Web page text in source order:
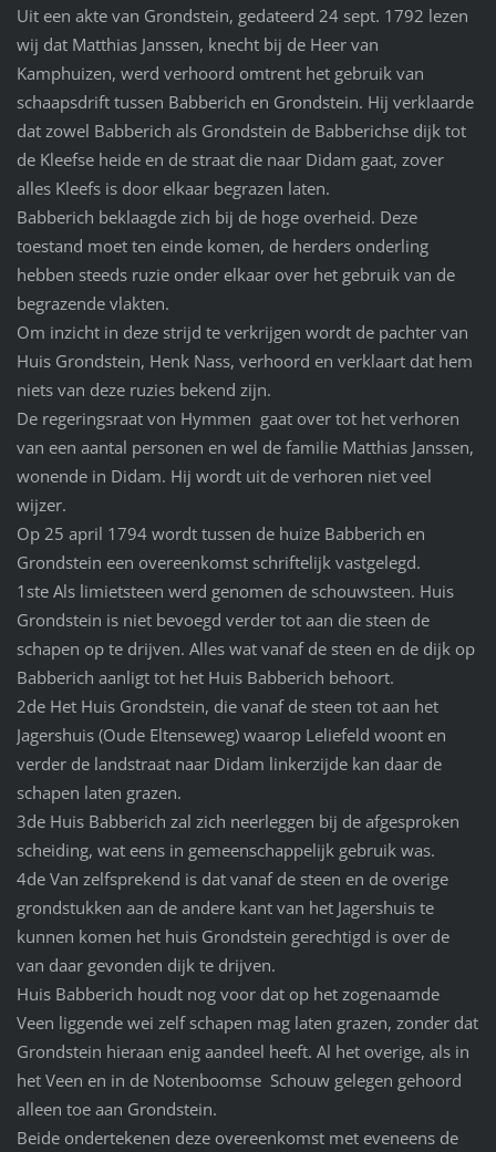
Uit een akte van Grondstein, gedateerd 24 sept. 1792 lezen
wij dat Matthias Janssen, knecht bij de Heer van
Kamphuizen, werd verhoord omtrent het gebruik van
schaapsdrift tussen Babberich en Grondstein. Hij verklaarde
dat zowel Babberich als Grondstein de Babberichse dijk tot
de Kleefse heide en de straat die naar Didam gaat, zover
alles Kleefs is door elkaar begrazen laten.
Babberich beklaagde zich bij de hoge overheid. Deze
toestand moet ten einde komen, de herders onderling
hebben steeds ruzie onder elkaar over het gebruik van de
begrazende vlakten.
Om inzicht in deze strijd te verkrijgen wordt de pachter van
Huis Grondstein, Henk Nass, verhoord en verklaart dat hem
niets van deze ruzies bekend zijn.
De regeringsraat von Hymmen gaat over tot het verhoren
van een aantal personen en wel de familie Matthias Janssen,
wonende in Didam. Hij wordt uit de verhoren niet veel
wijzer.
Op 25 april 1794 wordt tussen de huize Babberich en
Grondstein een overeenkomst schriftelijk vastgelegd.
1ste Als limietsteen werd genomen de schouwsteen. Huis
Grondstein is niet bevoegd verder tot aan die steen de
schapen op te drijven. Alles wat vanaf de steen en de dijk op
Babberich aanligt tot het Huis Babberich behoort.
2de Het Huis Grondstein, die vanaf de steen tot aan het
Jagershuis (Oude Eltenseweg) waarop Leliefeld woont en
verder de landstraat naar Didam linkerzijde kan daar de
schapen laten grazen.
3de Huis Babberich zal zich neerleggen bij de afgesproken
scheiding, wat eens in gemeenschappelijk gebruik was.
4de Van zelfsprekend is dat vanaf de steen en de overige
grondstukken aan de andere kant van het Jagershuis te
kunnen komen het huis Grondstein gerechtigd is over de
van daar gevonden dijk te drijven.
Huis Babberich houdt nog voor dat op het zogenaamde
Veen liggende wei zelf schapen mag laten grazen, zonder dat
Grondstein hieraan enig aandeel heeft. Al het overige, als in
het Veen en in de Notenboomse Schouw gelegen gehoord
alleen toe aan Grondstein.
Beide ondertekenen deze overeenkomst met eveneens de